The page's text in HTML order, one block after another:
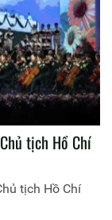
tịch Hồ Chí
tịch Hồ Chí